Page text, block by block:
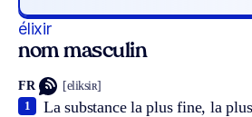
élixir
nom masculin
FR [eliksiʀ]
La substance la plus fine, la
1